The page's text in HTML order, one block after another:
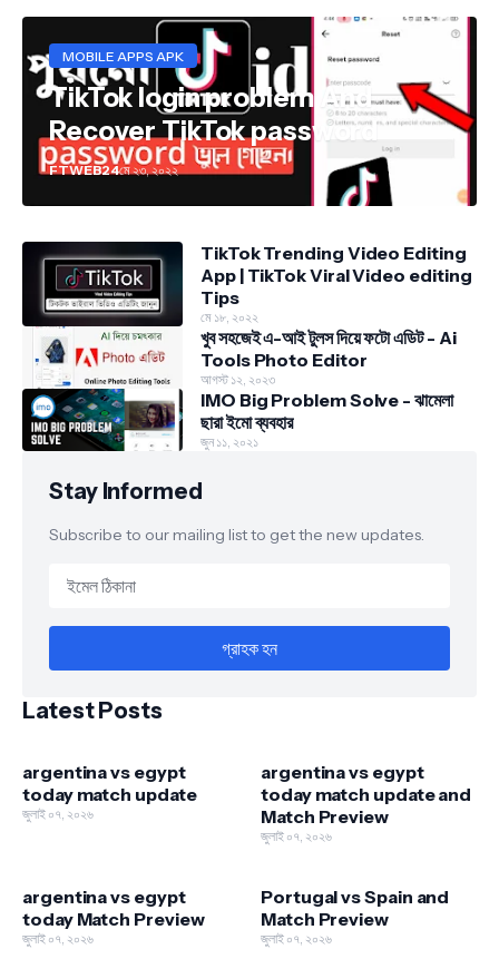
MOBILE APPS APK
TikTok login problem And
Recover TikTok password
FTWEB24মে ২৩, ২০২২
TikTok Trending Video Editing
App | TikTok Viral Video editing
Tips
মে ১৮, ২০২২
খুব সহজেই এ-আই টুলস দিয়ে ফটো এডিট - Ai
Tools Photo Editor
আগস্ট ১২, ২০২৩
IMO Big Problem Solve - ঝামেলা
ছারা ইমো ব্যবহার
জুন ১১, ২০২১
Stay Informed
Subscribe to our mailing list to get the new updates.
Latest Posts
argentina vs egypt
today match update
জুলাই ০৭, ২০২৬
argentina vs egypt
today match update and
Match Preview
জুলাই ০৭, ২০২৬
argentina vs egypt
today Match Preview
জুলাই ০৭, ২০২৬
Portugal vs Spain and
Match Preview
জুলাই ০৭, ২০২৬